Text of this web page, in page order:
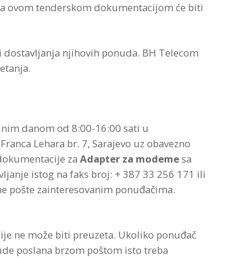
ovom tenderskom dokumentacijom će biti
dostavljanja njihovih ponuda. BH Telecom
danom od 8:00-16:00 sati u
Lehara br. 7, Sarajevo uz obavezno
za Adapter za modemesa
istog na faks broj: + 387 33 256 171 ili
pošte zainteresovanim ponuđačima.
ne može biti preuzeta. Ukoliko ponuđač
poslana brzom poštom isto treba